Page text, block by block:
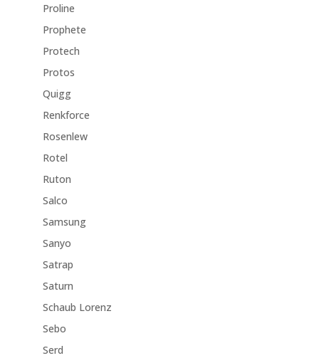
Proline
Prophete
Protech
Protos
Quigg
Renkforce
Rosenlew
Rotel
Ruton
Salco
Samsung
Sanyo
Satrap
Saturn
Schaub Lorenz
Sebo
Serd